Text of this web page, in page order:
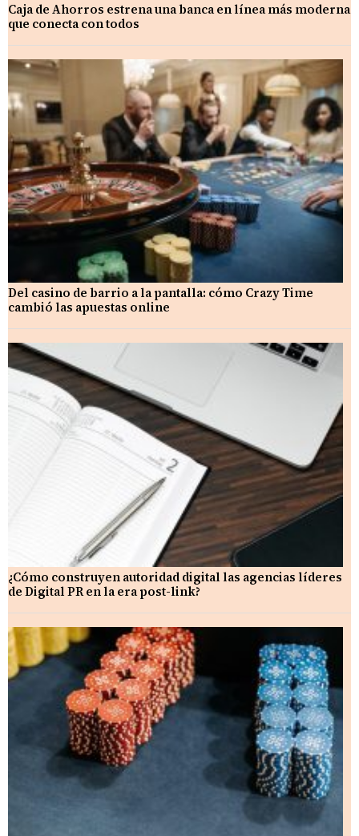
Caja de Ahorros estrena una banca en línea más moderna
que conecta con todos
Del casino de barrio a la pantalla: cómo Crazy Time
cambió las apuestas online
¿Cómo construyen autoridad digital las agencias líderes
de Digital PR en la era post-link?